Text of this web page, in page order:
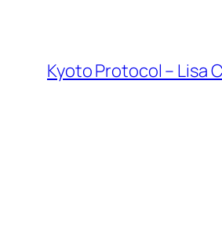
Kyoto Protocol – Lisa